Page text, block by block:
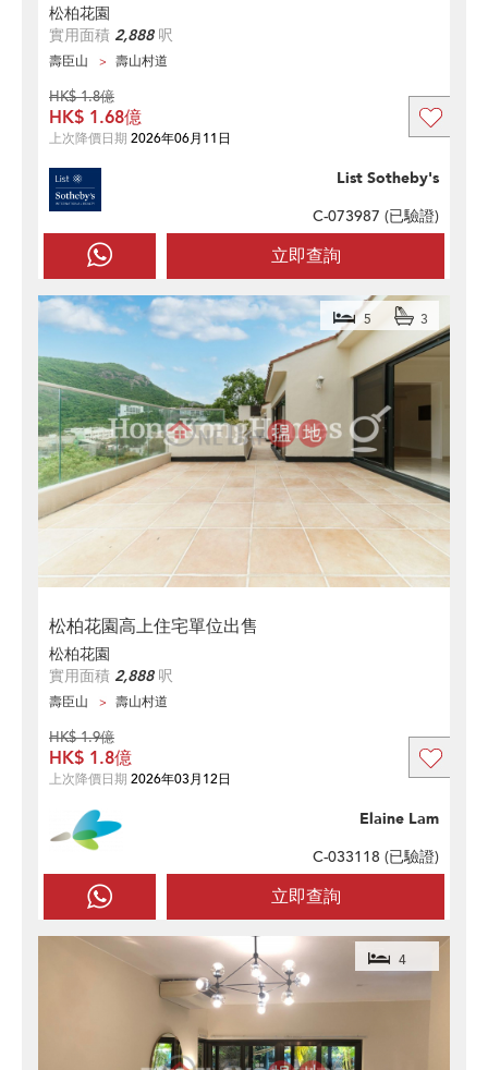
松柏花園
實用面積 2,888呎
壽臣山 壽山村道
立即查詢
List Sotheby's
C-073987 (已驗證)
HK$ 1.8億
HK$ 1.68億
上次降價日期 2026年06月11日
松柏花園高上住宅單位出售
5 3
松柏花園
實用面積 2,888呎
壽臣山 壽山村道
立即查詢
Elaine Lam
C-033118 (已驗證)
HK$ 1.9億
HK$ 1.8億
上次降價日期 2026年03月12日
4